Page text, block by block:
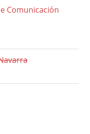
Comunicación